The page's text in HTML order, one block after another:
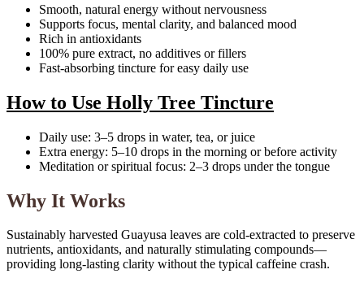
Smooth, natural energy without nervousness
Supports focus, mental clarity, and balanced mood
Rich in antioxidants
100% pure extract, no additives or fillers
Fast-absorbing tincture for easy daily use
How to Use Holly Tree Tincture
Daily use: 3–5 drops in water, tea, or juice
Extra energy: 5–10 drops in the morning or before activity
Meditation or spiritual focus: 2–3 drops under the tongue
Why It Works
Sustainably harvested Guayusa leaves are cold-extracted to preserve
nutrients, antioxidants, and naturally stimulating compounds—
providing long-lasting clarity without the typical caffeine crash.